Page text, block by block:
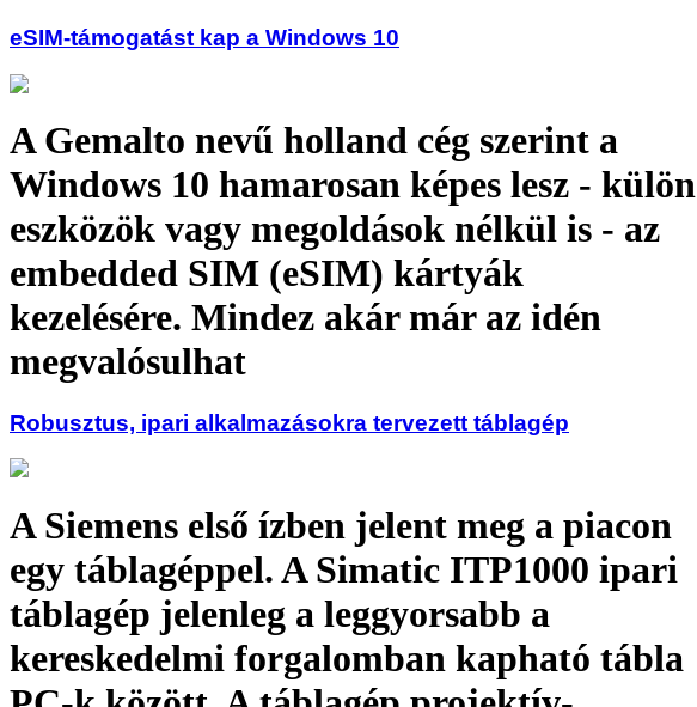
eSIM-támogatást kap a Windows 10
A Gemalto nevű holland cég szerint a
Windows 10 hamarosan képes lesz - külön
eszközök vagy megoldások nélkül is - az
embedded SIM (eSIM) kártyák
kezelésére. Mindez akár már az idén
megvalósulhat
Robusztus, ipari alkalmazásokra tervezett táblagép
A Siemens első ízben jelent meg a piacon
egy táblagéppel. A Simatic ITP1000 ipari
táblagép jelenleg a leggyorsabb a
kereskedelmi forgalomban kapható tábla